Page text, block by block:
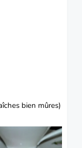
bien mûres)